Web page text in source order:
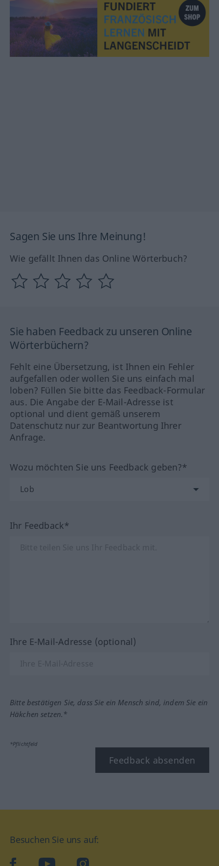
Sagen Sie uns Ihre Meinung!
Wie gefällt Ihnen das Online Wörterbuch?
Sie haben Feedback zu unseren Online
Wörterbüchern?
Fehlt eine Übersetzung, ist Ihnen ein Fehler
aufgefallen oder wollen Sie uns einfach mal
loben? Füllen Sie bitte das Feedback-Formular
aus. Die Angabe der E-Mail-Adresse ist
optional und dient gemäß unserem
Datenschutz nur zur Beantwortung Ihrer
Anfrage.
Wozu möchten Sie uns Feedback geben?*
Ihr Feedback*
Ihre E-Mail-Adresse (optional)
Bitte bestätigen Sie, dass Sie ein Mensch sind, indem Sie ein
Häkchen setzen.*
*Pflichtfeld
Feedback absenden
Besuchen Sie uns auf:
facebookYouTube Instagram